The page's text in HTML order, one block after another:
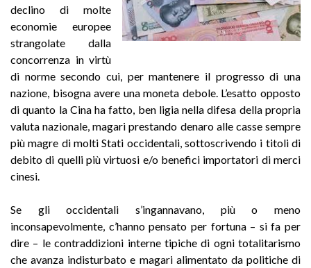
declino di molte
economie europee
strangolate dalla
concorrenza in virtù
di norme secondo cui, per mantenere il progresso di una
nazione, bisogna avere una moneta debole. L’esatto opposto
di quanto la Cina ha fatto, ben ligia nella difesa della propria
valuta nazionale, magari prestando denaro alle casse sempre
più magre di molti Stati occidentali, sottoscrivendo i titoli di
debito di quelli più virtuosi e/o benefici importatori di merci
cinesi.
Se gli occidentali s’ingannavano, più o meno
inconsapevolmente, c’hanno pensato per fortuna – si fa per
dire – le contraddizioni interne tipiche di ogni totalitarismo
che avanza indisturbato e magari alimentato da politiche di